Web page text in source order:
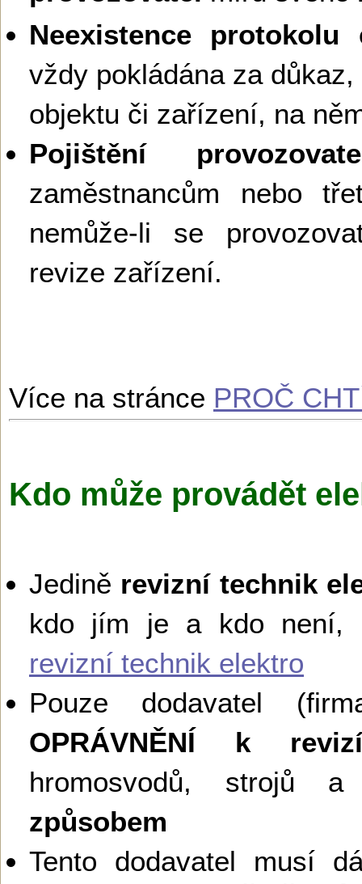
Neexistence protokolu
vždy pokládána za
objektu či zařízení, na
Pojištění
zaměstnancům nebo
nemůže-li se
revize zařízení.
Více na stránce PROČ
Kdo může provádět
Jedině revizní technik
kdo jím je a kdo není,
revizní technik elektro
Pouze dodavatel
OPRÁVNĚNÍ k
hromosvodů, strojů
způsobem
Tento dodavatel musí